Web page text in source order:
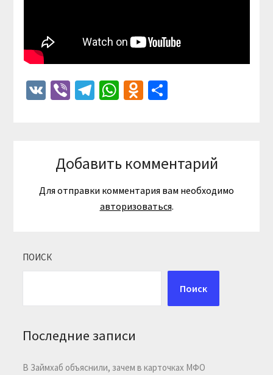
VKViberTelegram
WhatsApp
Odnoklassniki
Отправить
Добавить комментарий
Для отправки комментария вам необходимо
авторизоваться.
ПОИСК
Поиск
Последние записи
В Займхаб объяснили, зачем в карточках МФО